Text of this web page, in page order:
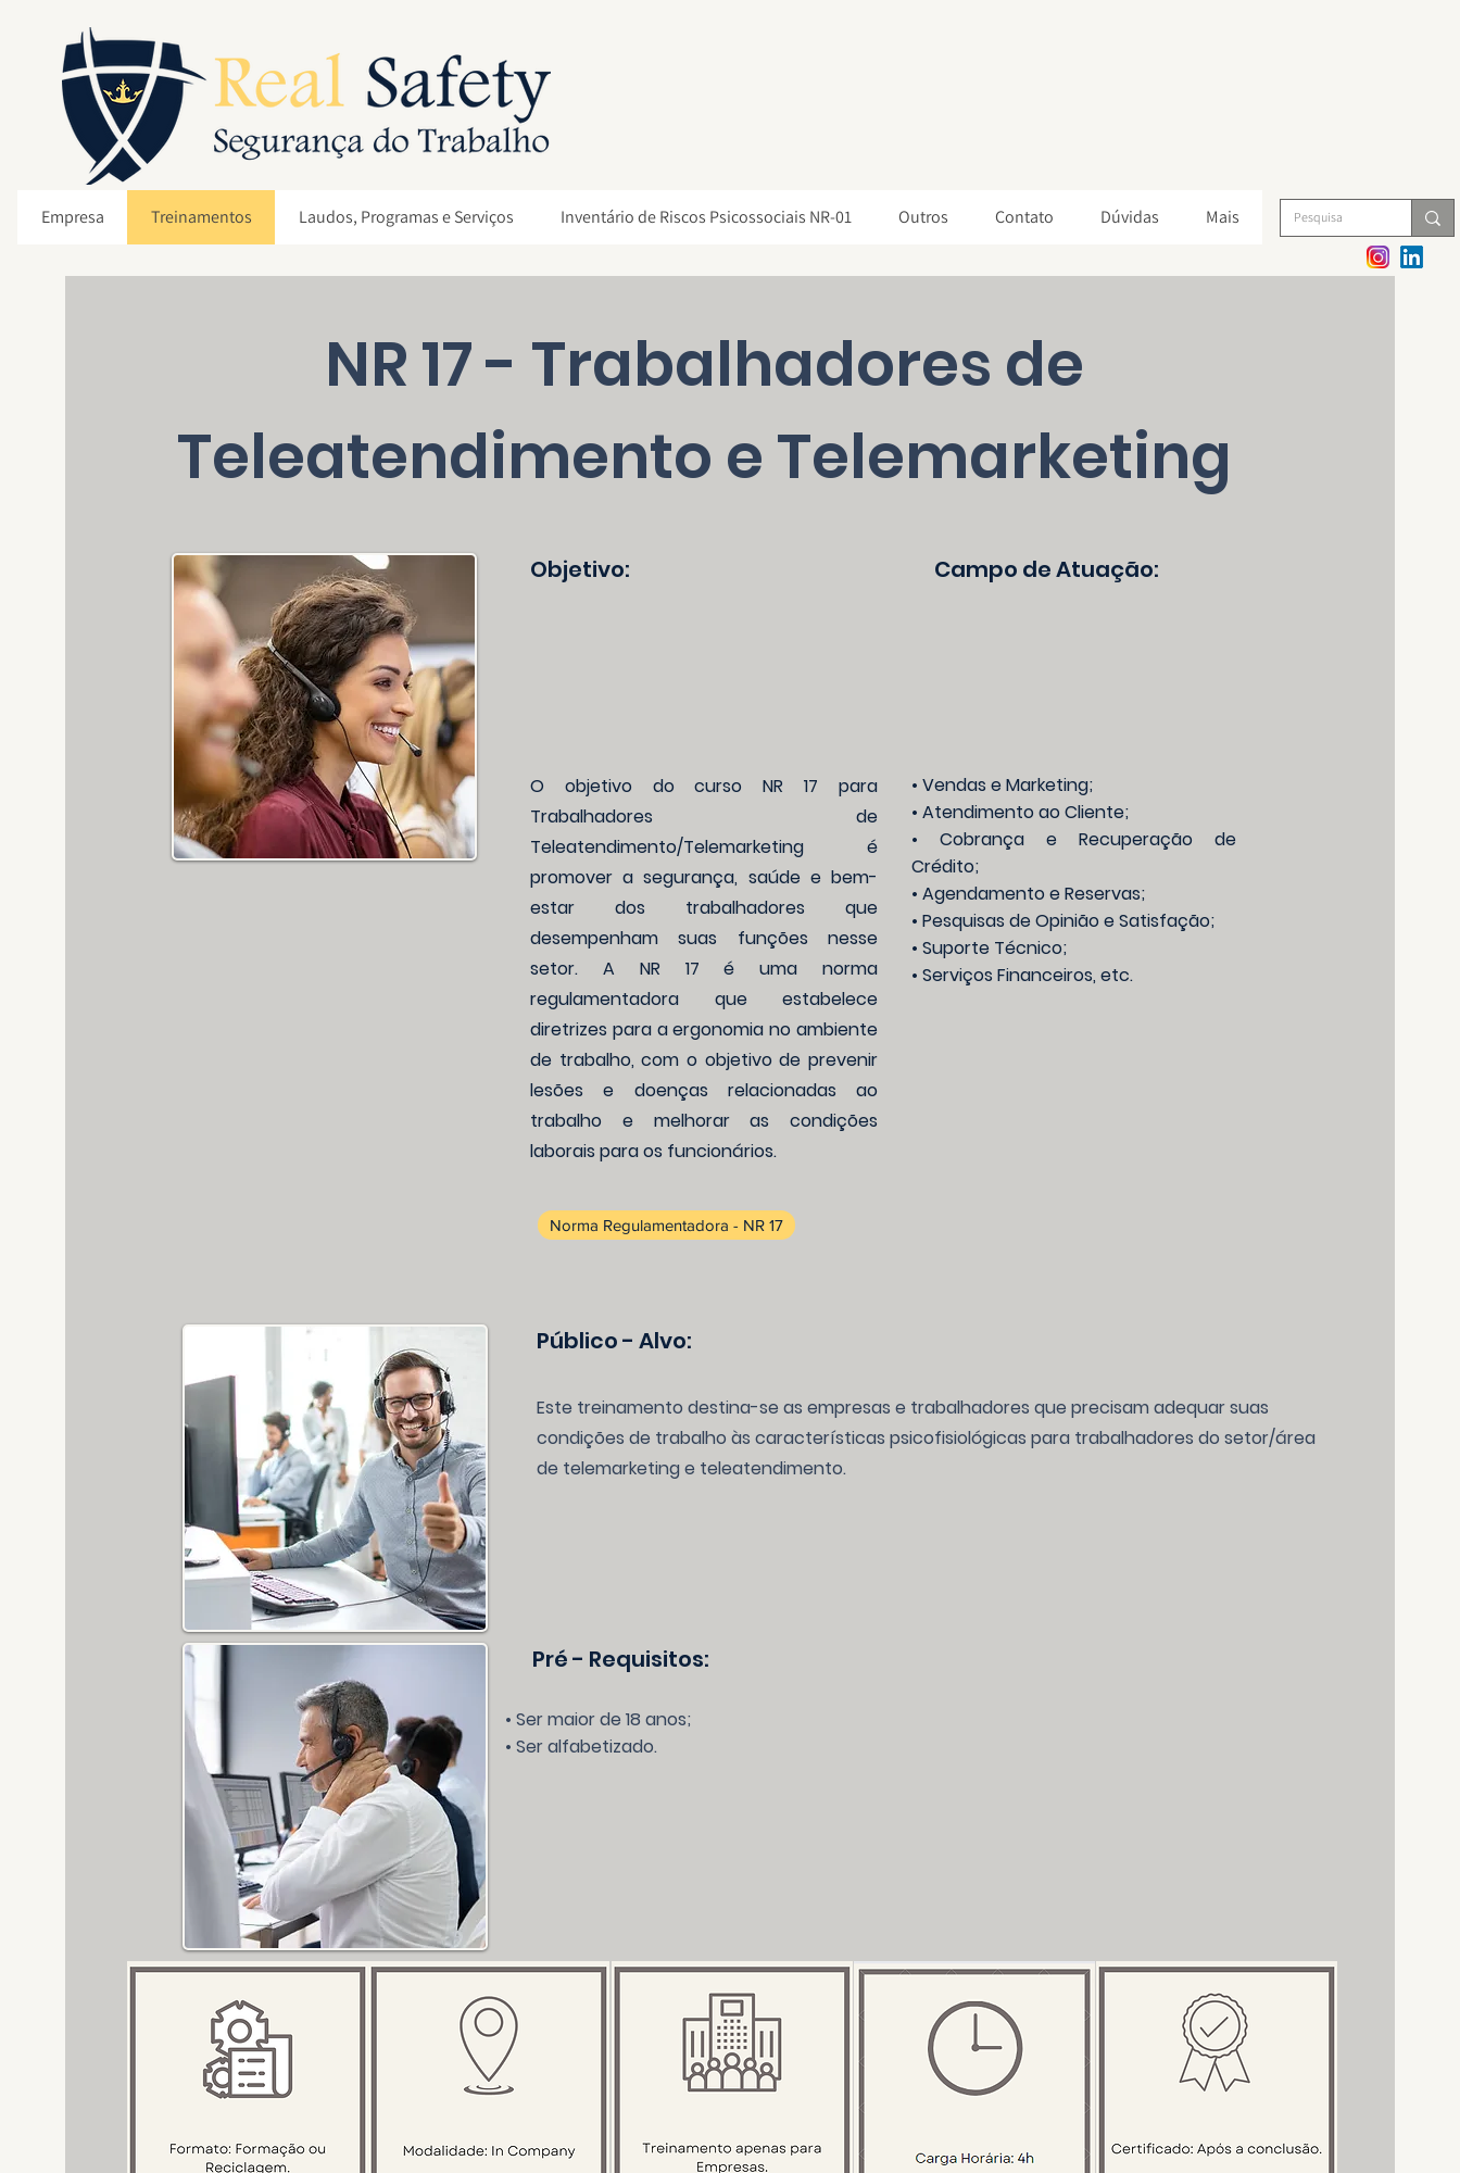
Empresa Treinamentos Laudos, Programas e Serviços Inventário de Riscos Psicossociais NR-01 Outros Contato Dúvidas Mais
NR 17 - Trabalhadores de
Teleatendimento e Telemarketing
Objetivo: Campo de Atuação:
O objetivo do curso NR 17 para
Trabalhadores de
Teleatendimento/Telemarketing é
promover a segurança, saúde e bem-
estar dos trabalhadores que
desempenham suas funções nesse
setor. A NR 17 é uma norma
regulamentadora que estabelece
diretrizes para a ergonomia no ambiente
de trabalho, com o objetivo de prevenir
lesões e doenças relacionadas ao
trabalho e melhorar as condições
laborais para os funcionários.
• Vendas e Marketing;
• Atendimento ao Cliente;
• Cobrança e Recuperação de
Crédito;
• Agendamento e Reservas;
• Pesquisas de Opinião e Satisfação;
• Suporte Técnico;
• Serviços Financeiros, etc.
Norma Regulamentadora - NR 17
Público - Alvo:
Este treinamento destina-se as empresas e trabalhadores que precisam adequar suas
condições de trabalho às características psicofisiológicas para trabalhadores do setor/área
de telemarketing e teleatendimento.
Pré - Requisitos:
• Ser maior de 18 anos;
• Ser alfabetizado.